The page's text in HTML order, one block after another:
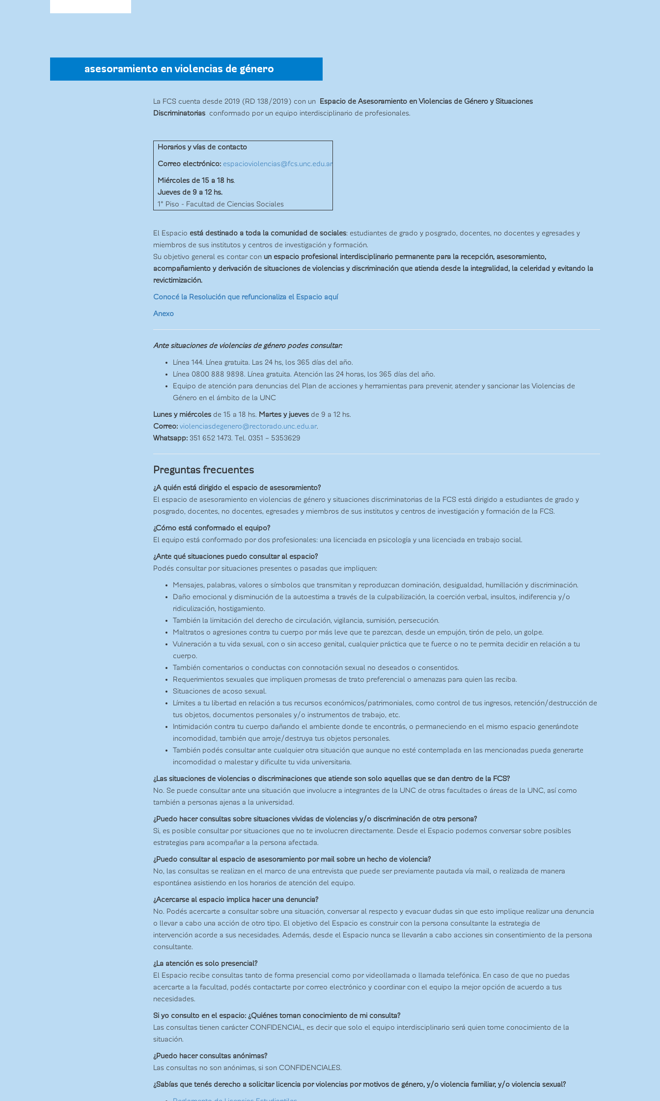
asesoramiento en violencias de género
La FCS cuenta desde 2019 (RD 138/2019) con un
Espacio de Asesoramiento en Violencias de Género y Situaciones
Discriminatorias conformado por un equipo interdisciplinario de profesionales.
Horarios y vías de contacto
Correo electrónico: espacioviolencias@fcs.unc.edu.ar
Miércoles de 15 a 18 hs.
Jueves de 9 a 12 hs.
1° Piso - Facultad de Ciencias Sociales
El Espacio está destinado a toda la comunidad de sociales: estudiantes de grado y posgrado, docentes, no docentes y egresades y
miembros de sus institutos y centros de investigación y formación.
Su objetivo general es contar con un espacio profesional interdisciplinario permanente para la recepción, asesoramiento,
acompañamiento y derivación de situaciones de violencias y discriminación que atienda desde la integralidad, la celeridad y evitando la
revictimización.
Conocé la Resolución que refuncionaliza el Espacio aquí
Anexo
Ante situaciones de violencias de género podes consultar:
Línea 144. Línea gratuita. Las 24 hs, los 365 días del año.
Línea 0800 888 9898. Línea gratuita. Atención las 24 horas, los 365 días del año.
Equipo de atención para denuncias del Plan de acciones y herramientas para prevenir, atender y sancionar las Violencias de
Género en el ámbito de la UNC
Lunes y miércoles de 15 a 18 hs. Martes y jueves de 9 a 12 hs.
Correo: violenciasdegenero@rectorado.unc.edu.ar.
Whatsapp: 351 652 1473. Tel. 0351 – 5353629
Preguntas frecuentes
¿A quién está dirigido el espacio de asesoramiento?
El espacio de asesoramiento en violencias de género y situaciones discriminatorias de la FCS está dirigido a estudiantes de grado y
posgrado, docentes, no docentes, egresades y miembros de sus institutos y centros de investigación y formación de la FCS.
¿Cómo está conformado el equipo?
El equipo está conformado por dos profesionales: una licenciada en psicología y una licenciada en trabajo social.
¿Ante qué situaciones puedo consultar al espacio?
Podés consultar por situaciones presentes o pasadas que impliquen:
Mensajes, palabras, valores o símbolos que transmitan y reproduzcan dominación, desigualdad, humillación y discriminación.
Daño emocional y disminución de la autoestima a través de la culpabilización, la coerción verbal, insultos, indiferencia y/o
ridiculización, hostigamiento.
También la limitación del derecho de circulación, vigilancia, sumisión, persecución.
Maltratos o agresiones contra tu cuerpo por más leve que te parezcan, desde un empujón, tirón de pelo, un golpe.
Vulneración a tu vida sexual, con o sin acceso genital, cualquier práctica que te fuerce o no te permita decidir en relación a tu
cuerpo.
También comentarios o conductas con connotación sexual no deseados o consentidos.
Requerimientos sexuales que impliquen promesas de trato preferencial o amenazas para quien las reciba.
Situaciones de acoso sexual.
Límites a tu libertad en relación a tus recursos económicos/patrimoniales, como control de tus ingresos, retención/destrucción de
tus objetos, documentos personales y/o instrumentos de trabajo, etc.
Intimidación contra tu cuerpo dañando el ambiente donde te encontrás, o permaneciendo en el mismo espacio generándote
incomodidad, también que arroje/destruya tus objetos personales.
También podés consultar ante cualquier otra situación que aunque no esté contemplada en las mencionadas pueda generarte
incomodidad o malestar y dificulte tu vida universitaria.
¿Las situaciones de violencias o discriminaciones que atiende son solo aquellas que se dan dentro de la FCS?
No. Se puede consultar ante una situación que involucre a integrantes de la UNC de otras facultades o áreas de la UNC, así como
también a personas ajenas a la universidad.
¿Puedo hacer consultas sobre situaciones vividas de violencias y/o discriminación de otra persona?
Si, es posible consultar por situaciones que no te involucren directamente. Desde el Espacio podemos conversar sobre posibles
estrategias para acompañar a la persona afectada.
¿Puedo consultar al espacio de asesoramiento por mail sobre un hecho de violencia?
No, las consultas se realizan en el marco de una entrevista que puede ser previamente pautada vía mail, o realizada de manera
espontánea asistiendo en los horarios de atención del equipo.
¿Acercarse al espacio implica hacer una denuncia?
No. Podés acercarte a consultar sobre una situación, conversar al respecto y evacuar dudas sin que esto implique realizar una denuncia
o llevar a cabo una acción de otro tipo. El objetivo del Espacio es construir con la persona consultante la estrategia de
intervención acorde a sus necesidades. Además, desde el Espacio nunca se llevarán a cabo acciones sin consentimiento de la persona
consultante.
¿La atención es solo presencial?
El Espacio recibe consultas tanto de forma presencial como por videollamada o llamada telefónica. En caso de que no puedas
acercarte a la facultad, podés contactarte por correo electrónico y coordinar con el equipo la mejor opción de acuerdo a tus
necesidades.
Si yo consulto en el espacio: ¿Quiénes toman conocimiento de mi consulta?
Las consultas tienen carácter CONFIDENCIAL, es decir que solo el equipo interdisciplinario será quien tome conocimiento de la
situación.
¿Puedo hacer consultas anónimas?
Las consultas no son anónimas, si son CONFIDENCIALES.
¿Sabías que tenés derecho a solicitar licencia por violencias por motivos de género, y/o violencia familiar, y/o violencia sexual?